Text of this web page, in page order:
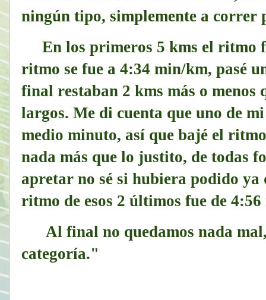
ningún tipo, simplemente a correr
En los primeros 5 kms el ritmo
ritmo se fue a 4:34 min/km, pasé
final restaban 2 kms más o menos
largos. Me di cuenta que uno de
medio minuto, así que bajé el
nada más que lo justito, de todas
apretar no sé si hubiera podido ya
ritmo de esos 2 últimos fue de
Al final no quedamos nada mal,
categoría."